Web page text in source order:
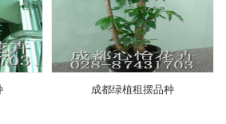
成都绿植租摆品种